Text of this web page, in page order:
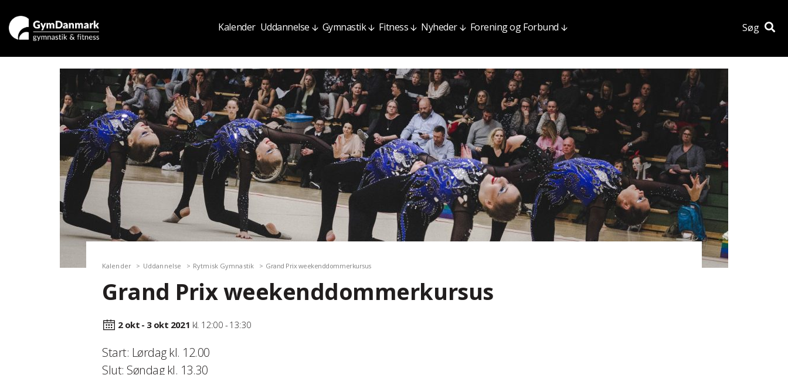
Kalender Uddannelse Gymnastik Fitness Nyheder Forening og Forbund Søg
Kalender Uddannelse Rytmisk Gymnastik Grand Prix weekenddommerkursus
Grand Prix weekenddommerkursus
2 okt - 3 okt 2021 kl. 12:00 - 13:30
Start: Lørdag kl. 12.00
Slut: Søndag kl. 13.30